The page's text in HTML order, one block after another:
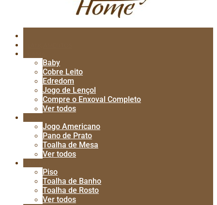
Baby
Cobre Leito
Edredom
Jogo de Lençol
Compre o Enxoval Completo
Ver todos
Jogo Americano
Pano de Prato
Toalha de Mesa
Ver todos
Piso
Toalha de Banho
Toalha de Rosto
Ver todos